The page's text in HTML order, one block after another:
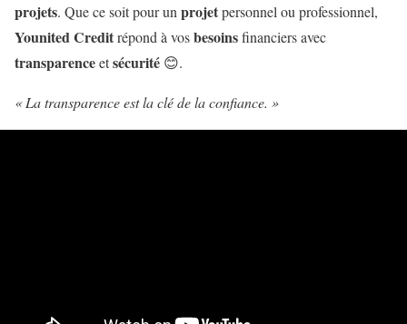
projets. Que ce soit pour unprojetpersonnel ou professionnel,
Younited Creditrépond à vosbesoinsfinanciers avec
transparenceetsécurité 😊.
« La transparence est la clé de la confiance. »